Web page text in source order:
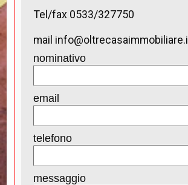
Tel/fax 0533/327750
mail
nominativo
email
telefono
messaggio